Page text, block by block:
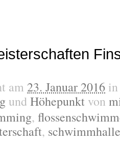
am 23. Januar 2016
und Höhepunkt von
,
, schwimmhalle